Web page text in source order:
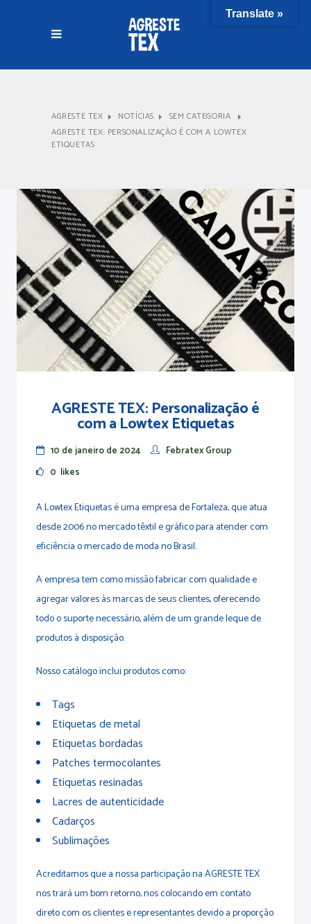
AGRESTE TEX NOTÍCIAS
SEM CATEGORIA
AGRESTE TEX: PERSONALIZAÇÃO É COM A LOWTEX
ETIQUETAS
AGRESTE TEX: Personalização é
com a Lowtex Etiquetas
10 de janeiro de 2024
Febratex Group
0 likes
A Lowtex Etiquetas é uma empresa de Fortaleza, que atua
desde 2006 no mercado têxtil e gráfico para atender com
eficiência o mercado de moda no Brasil.
A empresa tem como missão fabricar com qualidade e
agregar valores às marcas de seus clientes, oferecendo
todo o suporte necessário, além de um grande leque de
produtos à disposição.
Nosso catálogo inclui produtos como:
Tags
Etiquetas de metal
Etiquetas bordadas
Patches termocolantes
Etiquetas resinadas
Lacres de autenticidade
Cadarços
Sublimações
Acreditamos que a nossa participação na AGRESTE TEX
nos trará um bom retorno, nos colocando em contato
direto com os clientes e representantes devido a proporção
Translate »